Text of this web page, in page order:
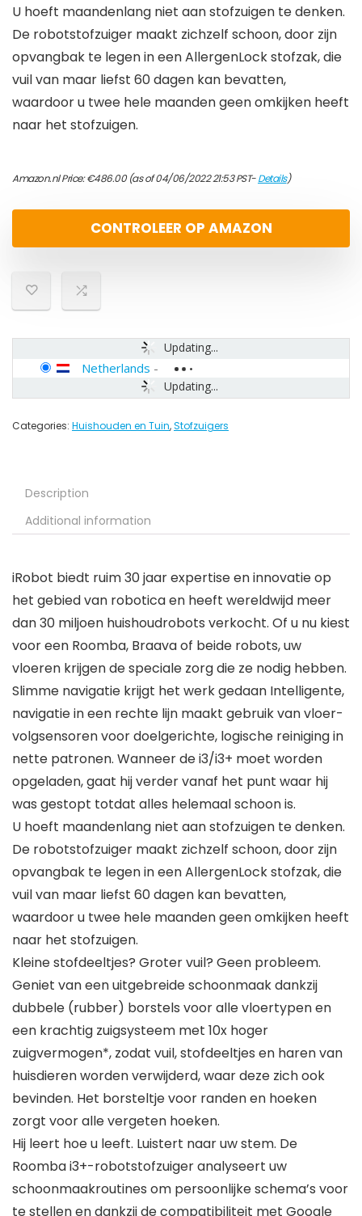
U hoeft maandenlang niet aan stofzuigen te denken.
De robotstofzuiger maakt zichzelf schoon, door zijn
opvangbak te legen in een AllergenLock stofzak, die
vuil van maar liefst 60 dagen kan bevatten,
waardoor u twee hele maanden geen omkijken heeft
naar het stofzuigen.
Amazon.nl Price:€486.00(as of 04/06/2022 21:53 PST-Details)
CONTROLEER OP AMAZON
Updating...
Updating...
Netherlands -
Categories: Huishouden en Tuin,Stofzuigers
Description
Additional information
iRobot biedt ruim 30 jaar expertise en innovatie op
het gebied van robotica en heeft wereldwijd meer
dan 30 miljoen huishoudrobots verkocht. Of u nu kiest
voor een Roomba, Braava of beide robots, uw
vloeren krijgen de speciale zorg die ze nodig hebben.
Slimme navigatie krijgt het werk gedaan Intelligente,
navigatie in een rechte lijn maakt gebruik van vloer-
volgsensoren voor doelgerichte, logische reiniging in
nette patronen. Wanneer de i3/i3+ moet worden
opgeladen, gaat hij verder vanaf het punt waar hij
was gestopt totdat alles helemaal schoon is.
U hoeft maandenlang niet aan stofzuigen te denken.
De robotstofzuiger maakt zichzelf schoon, door zijn
opvangbak te legen in een AllergenLock stofzak, die
vuil van maar liefst 60 dagen kan bevatten,
waardoor u twee hele maanden geen omkijken heeft
naar het stofzuigen.
Kleine stofdeeltjes? Groter vuil? Geen probleem.
Geniet van een uitgebreide schoonmaak dankzij
dubbele (rubber) borstels voor alle vloertypen en
een krachtig zuigsysteem met 10x hoger
zuigvermogen*, zodat vuil, stofdeeltjes en haren van
huisdieren worden verwijderd, waar deze zich ook
bevinden. Het borsteltje voor randen en hoeken
zorgt voor alle vergeten hoeken.
Hij leert hoe u leeft. Luistert naar uw stem. De
Roomba i3+-robotstofzuiger analyseert uw
schoonmaakroutines om persoonlijke schema’s voor
te stellen en dankzij de compatibiliteit met Google